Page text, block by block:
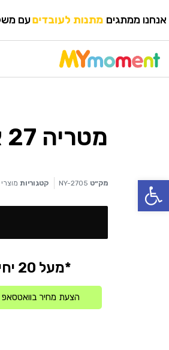
פתח סרגל נגישות
אנחנו ממתגים מתנות לעובדים
מגוון עטיםעם
מטריה 27 אינץ
מק״ט NY-2705 קטגוריות
*מעל 20 יחידות – קבלו מחיר אטרקטיבי
הצעת מחיר בוואטסאפ